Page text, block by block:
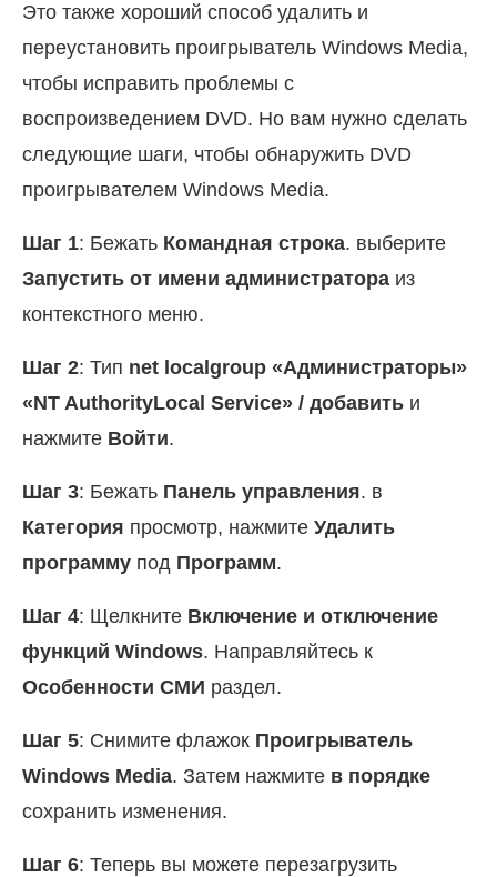
Это также хороший способ удалить и
переустановить проигрыватель Windows Media,
чтобы исправить проблемы с
воспроизведением DVD. Но вам нужно сделать
следующие шаги, чтобы обнаружить DVD
проигрывателем Windows Media.
Шаг 1: Бежать Командная строка. выберите
Запустить от имени администратора из
контекстного меню.
Шаг 2: Тип net localgroup «Администраторы»
«NT AuthorityLocal Service» / добавить и
нажмите Войти.
Шаг 3: Бежать Панель управления. в
Категория просмотр, нажмите Удалить
программу под Программ.
Шаг 4: Щелкните Включение и отключение
функций Windows. Направляйтесь к
Особенности СМИ раздел.
Шаг 5: Снимите флажок Проигрыватель
Windows Media. Затем нажмите в порядке
сохранить изменения.
Шаг 6: Теперь вы можете перезагрузить